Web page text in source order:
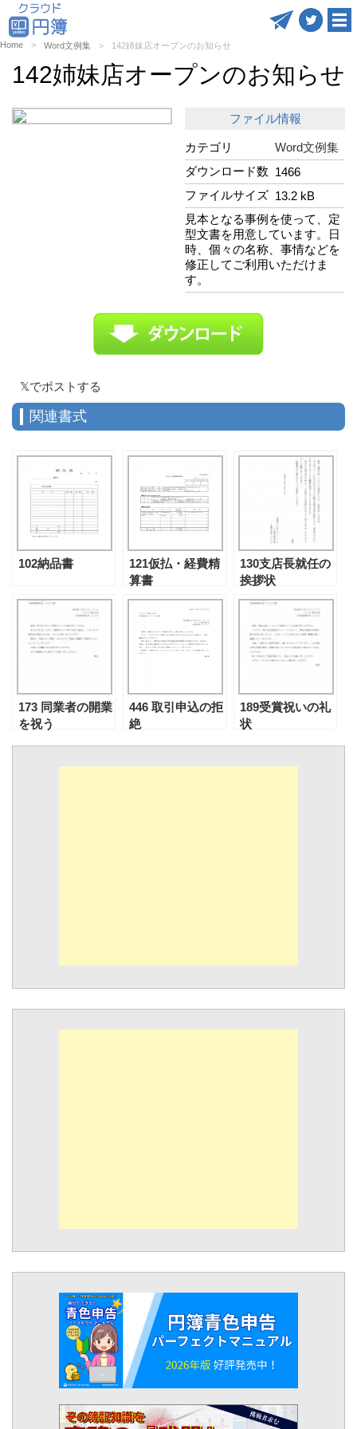
Home Word文例集 142姉妹店オープンのお知らせ
142姉妹店オープンのお知らせ
ファイル情報
カテゴリ
Word文例集
ダウンロード数 1466
ファイルサイズ 13.2 kB
見本となる事例を使って、定
型文書を用意しています。日
時、個々の名称、事情などを
修正してご利用いただけま
す。
𝕏でポストする
関連書式
102納品書
121仮払・経費精
算書
130支店長就任の
挨拶状
173 同業者の開業
を祝う
446 取引申込の拒
絶
189受賞祝いの礼
状